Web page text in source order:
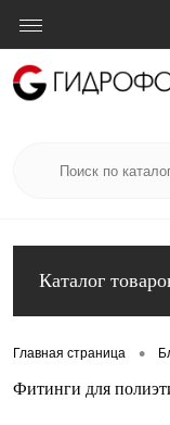
Каталог
Главная страница •
Фитинги для